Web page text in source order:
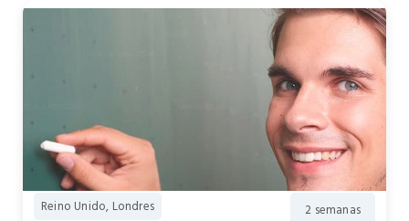
Reino Unido, Londres 2 semanas